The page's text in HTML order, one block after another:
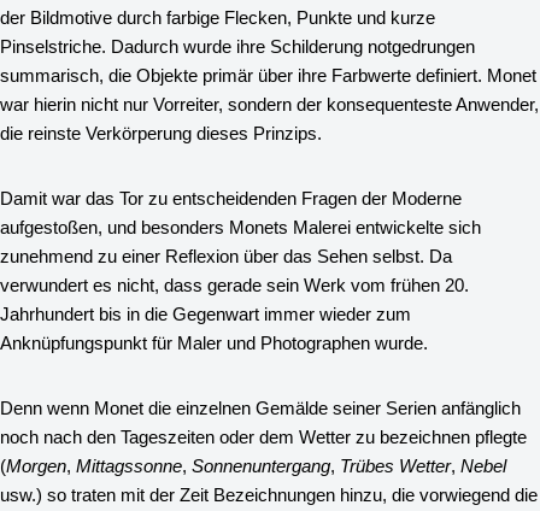
der Bildmotive durch farbige Flecken, Punkte und kurze
Pinselstriche. Dadurch wurde ihre Schilderung notgedrungen
summarisch, die Objekte primär über ihre Farbwerte definiert. Monet
war hierin nicht nur Vorreiter, sondern der konsequenteste Anwender,
die reinste Verkörperung dieses Prinzips.
Damit war das Tor zu entscheidenden Fragen der Moderne
aufgestoßen, und besonders Monets Malerei entwickelte sich
zunehmend zu einer Reflexion über das Sehen selbst. Da
verwundert es nicht, dass gerade sein Werk vom frühen 20.
Jahrhundert bis in die Gegenwart immer wieder zum
Anknüpfungspunkt für Maler und Photographen wurde.
Denn wenn Monet die einzelnen Gemälde seiner Serien anfänglich
noch nach den Tageszeiten oder dem Wetter zu bezeichnen pflegte
(Morgen, Mittagssonne, Sonnenuntergang, Trübes Wetter, Nebel
usw.) so traten mit der Zeit Bezeichnungen hinzu, die vorwiegend die